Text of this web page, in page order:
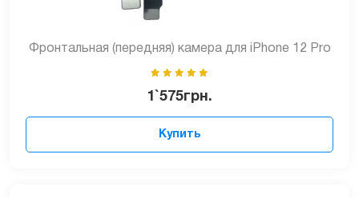
Фронтальная (передняя) камера для iPhone 12 Pro
1`575грн.
Купить